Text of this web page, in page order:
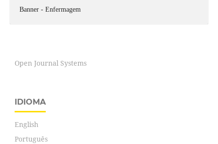
Banner - Enfermagem
Open Journal Systems
IDIOMA
English
Português